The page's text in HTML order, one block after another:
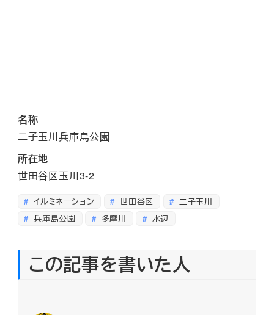
名称
二子玉川兵庫島公園
所在地
世田谷区玉川3-2
イルミネーション 世田谷区
二子玉川
兵庫島公園
多摩川 水辺
この記事を書いた人